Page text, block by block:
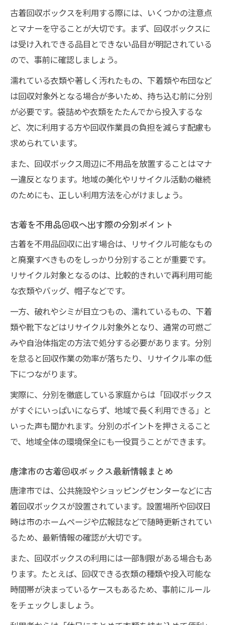
古着回収ボックスを利用する際には、いくつかの注意点
とマナーを守ることが大切です。まず、回収ボックスに
は受け入れできる品目とできない品目が明記されている
ので、事前に確認しましょう。
濡れている衣類や著しく汚れたもの、下着類や布団など
は回収対象外となる場合が多いため、持ち込む前に分別
が必要です。袋詰めや衣類をたたんでから投入するな
ど、次に利用する方や回収作業員の負担を減らす配慮も
求められています。
また、回収ボックス周辺に不用品を放置することはマナ
ー違反となります。地域の美化やリサイクル活動の継続
のためにも、正しい利用方法を心がけましょう。
古着を不用品回収へ出す際の分別ポイント
古着を不用品回収に出す場合は、リサイクル可能なもの
と廃棄すべきものをしっかり分別することが重要です。
リサイクル対象となるのは、比較的きれいで再利用可能
な衣類やバッグ、帽子などです。
一方、破れやシミが目立つもの、濡れているもの、下着
類や靴下などはリサイクル対象外となり、通常の可燃ご
みや自治体指定の方法で処分する必要があります。分別
を怠ると回収作業の効率が落ちたり、リサイクル率の低
下につながります。
実際に、分別を徹底している家庭からは「回収ボックス
がすぐにいっぱいにならず、地域で長く利用できる」と
いった声も聞かれます。分別のポイントを押さえること
で、地域全体の環境保全にも一役買うことができます。
唐津市の古着回収ボックス最新情報まとめ
唐津市では、公共施設やショッピングセンターなどに古
着回収ボックスが設置されています。設置場所や回収日
時は市のホームページや広報誌などで随時更新されてい
るため、最新情報の確認が大切です。
また、回収ボックスの利用には一部制限がある場合もあ
ります。たとえば、回収できる衣類の種類や投入可能な
時間帯が決まっているケースもあるため、事前にルール
をチェックしましょう。